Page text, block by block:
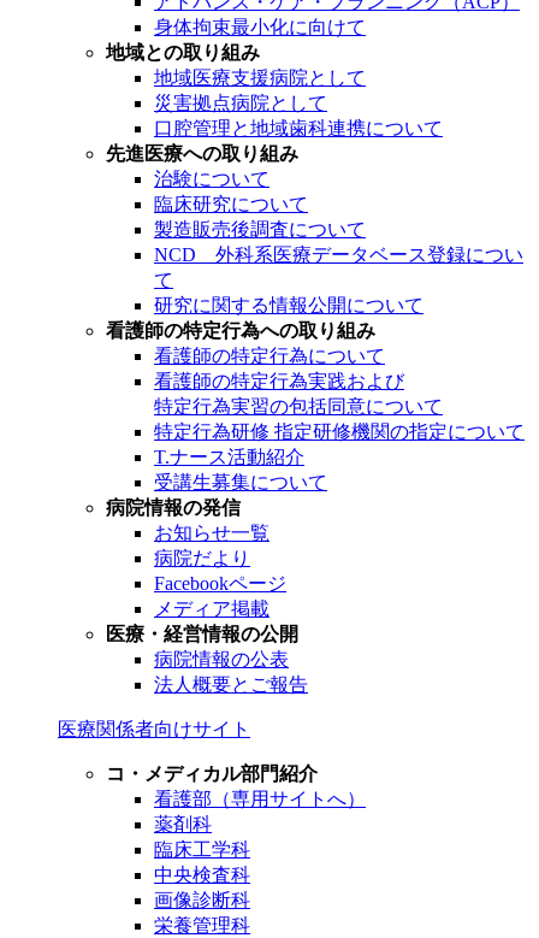
身体拘束最小化に向けて
地域との取り組み
地域医療支援病院として
災害拠点病院として
口腔管理と地域歯科連携について
先進医療への取り組み
治験について
臨床研究について
製造販売後調査について
NCD 外科系医療データベース登録につい
て
研究に関する情報公開について
看護師の特定行為への取り組み
看護師の特定行為について
看護師の特定行為実践および
特定行為実習の包括同意について
特定行為研修 指定研修機関の指定について
T.ナース活動紹介
受講生募集について
病院情報の発信
お知らせ一覧
病院だより
Facebookページ
メディア掲載
医療・経営情報の公開
病院情報の公表
法人概要とご報告
医療関係者向けサイト
コ・メディカル部門紹介
看護部（専用サイトへ）
薬剤科
臨床工学科
中央検査科
画像診断科
栄養管理科